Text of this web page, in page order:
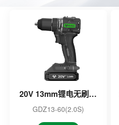
20V 13mm锂电无刷电钻
GDZ13-60(2.0S)